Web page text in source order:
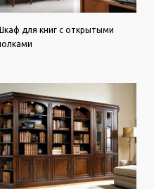
для книг с открытыми